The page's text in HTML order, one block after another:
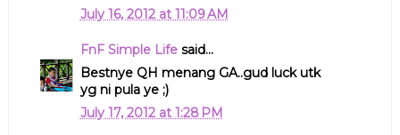
July 16, 2012 at 11:09 AM
FnF Simple Lifesaid...
Bestnye QH menang GA..gud luck utk
yg ni pula ye ;)
July 17, 2012 at 1:28 PM